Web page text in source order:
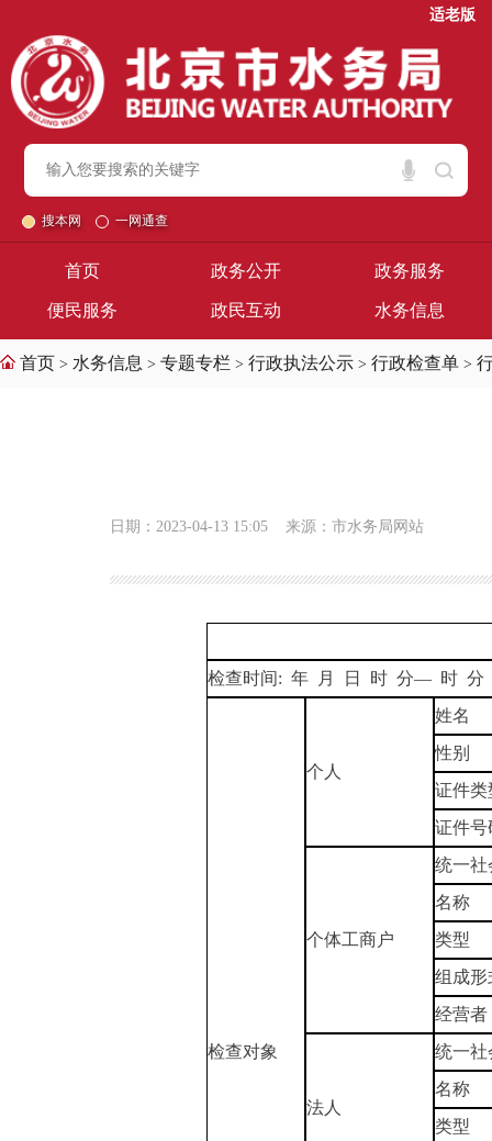
适老版
搜本网 一网通查
首页 政务公开 政务服务
便民服务 政民互动 水务信息
首页 > 水务信息 > 专题专栏 > 行政执法公示 > 行政检查单 >
日期：2023-04-13 15:05 来源：市水务局网站
检查时间: 年 月 日 时 分— 时 分
检查对象
个人
姓名
性别
证件类
证件号
个体工商户
统一社
名称
类型
组成形
经营者
法人
统一社
名称
类型